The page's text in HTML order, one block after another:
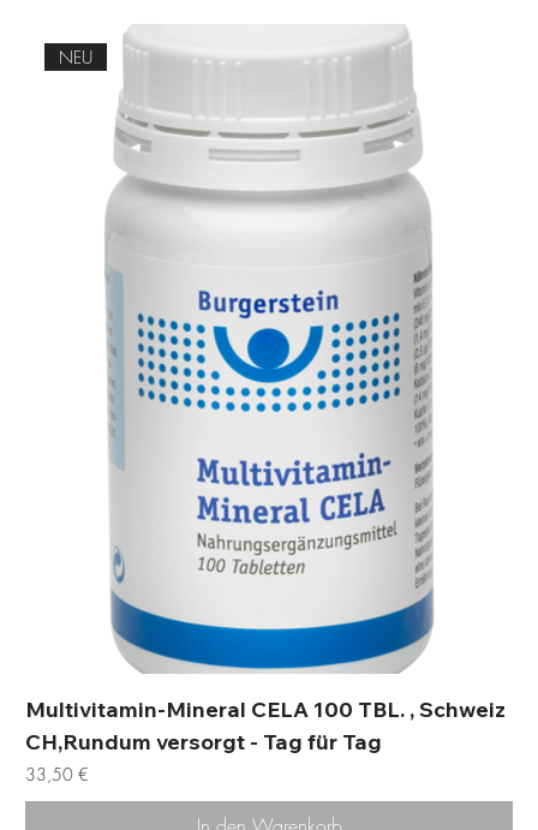
NEU
Multivitamin-Mineral CELA 100 TBL. , Schweiz
CH,Rundum versorgt - Tag für Tag
Preis
33,50 €